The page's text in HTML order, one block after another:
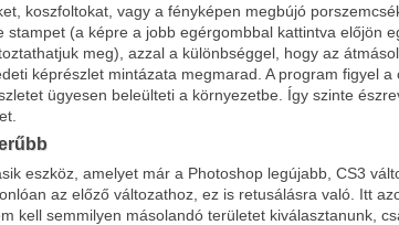
koszfoltokat, vagy a fényképen megbújó
stampet (a képre a jobb egérgombbal kattintva előjön
meg), azzal a különbséggel, hogy az
képrészlet mintázata megmarad. A program figyel
ügyesen beleülteti a környezetbe. Így szinte
eszköz, amelyet már a Photoshop legújabb, CS3
az előző változathoz, ez is retusálásra való. Itt
kell semmilyen másolandó területet kiválasztanunk,